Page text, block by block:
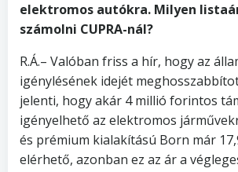
elektromos autókra. Milyen
számolni CUPRA-nál?
R.Á.– Valóban friss a hír, hogy az
igénylésének idejét
jelenti, hogy akár 4 millió forintos
igényelhető az elektromos
és prémium kialakítású Born már
elérhető, azonban ez az ár a